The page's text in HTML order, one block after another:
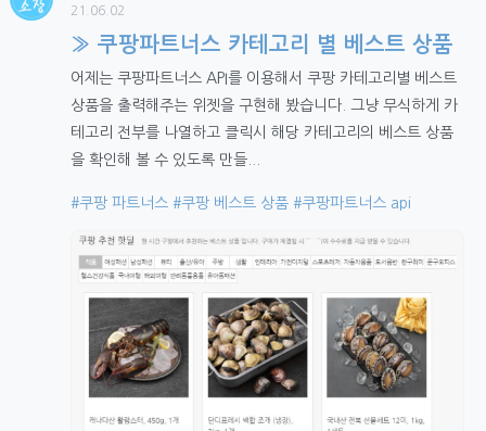
21.06.02
» 쿠팡파트너스 카테고리 별 베스트 상품
어제는 쿠팡파트너스 API를 이용해서 쿠팡 카테고리별 베스트
상품을 출력해주는 위젯을 구현해 봤습니다. 그냥 무식하게 카
테고리 전부를 나열하고 클릭시 해당 카테고리의 베스트 상품
을 확인해 볼 수 있도록 만들...
#쿠팡 파트너스 #쿠팡 베스트 상품 #쿠팡파트너스 api